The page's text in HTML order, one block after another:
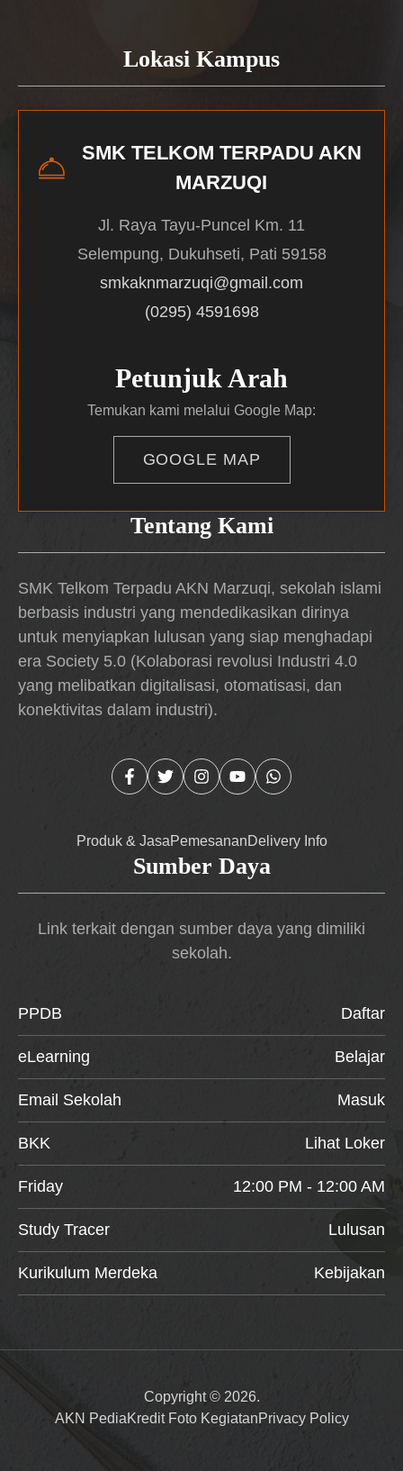
Tentang Kami
SMK Telkom Terpadu AKN Marzuqi, sekolah islami
berbasis industri yang mendedikasikan dirinya
untuk menyiapkan lulusan yang siap menghadapi
era Society 5.0 (Kolaborasi revolusi Industri 4.0
yang melibatkan digitalisasi, otomatisasi, dan
konektivitas dalam industri).
Produk & JasaPemesananDelivery Info
Lokasi Kampus
SMK TELKOM TERPADU AKN
MARZUQI
Jl. Raya Tayu-Puncel Km. 11
Selempung, Dukuhseti, Pati 59158
smkaknmarzuqi@gmail.com
(0295) 4591698
Petunjuk Arah
Temukan kami melalui Google Map:
GOOGLE MAP
Sumber Daya
Link terkait dengan sumber daya yang dimiliki
sekolah.
PPDB Daftar
eLearning Belajar
Email Sekolah Masuk
BKK Lihat Loker
Friday 12:00 PM - 12:00 AM
Study Tracer Lulusan
Kurikulum Merdeka Kebijakan
Copyright © 2026.
AKN PediaKredit Foto KegiatanPrivacy Policy